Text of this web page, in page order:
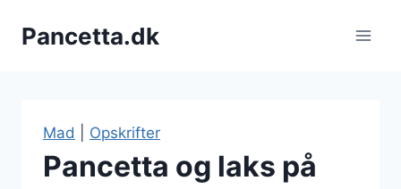
Pancetta.dk
Mad Opskrifter
Pancetta og laks på